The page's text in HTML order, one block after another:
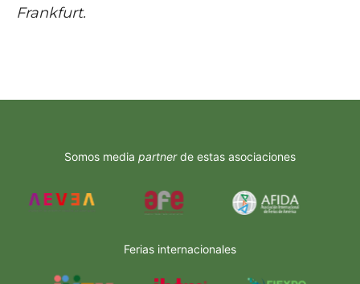
Frankfurt.
Somos media partnerde estas asociaciones
Ferias internacionales